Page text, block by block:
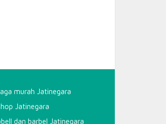
murah Jatinegara
Jatinegara
dan barbel Jatinegara